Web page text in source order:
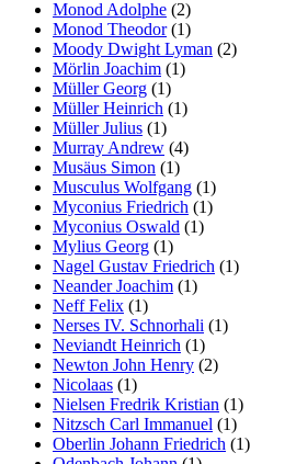
Monod Adolphe (2)
Monod Theodor(1)
Moody Dwight Lyman (2)
Mörlin Joachim (1)
Müller Georg (1)
Müller Heinrich (1)
Müller Julius (1)
Murray Andrew (4)
Musäus Simon (1)
Musculus Wolfgang (1)
Myconius Friedrich (1)
Myconius Oswald (1)
Mylius Georg (1)
Nagel Gustav Friedrich (1)
Neander Joachim (1)
Neff Felix (1)
Nerses IV. Schnorhali (1)
Neviandt Heinrich (1)
Newton John Henry (2)
Nicolaas (1)
Nielsen Fredrik Kristian (1)
Nitzsch Carl Immanuel (1)
Oberlin Johann Friedrich (1)